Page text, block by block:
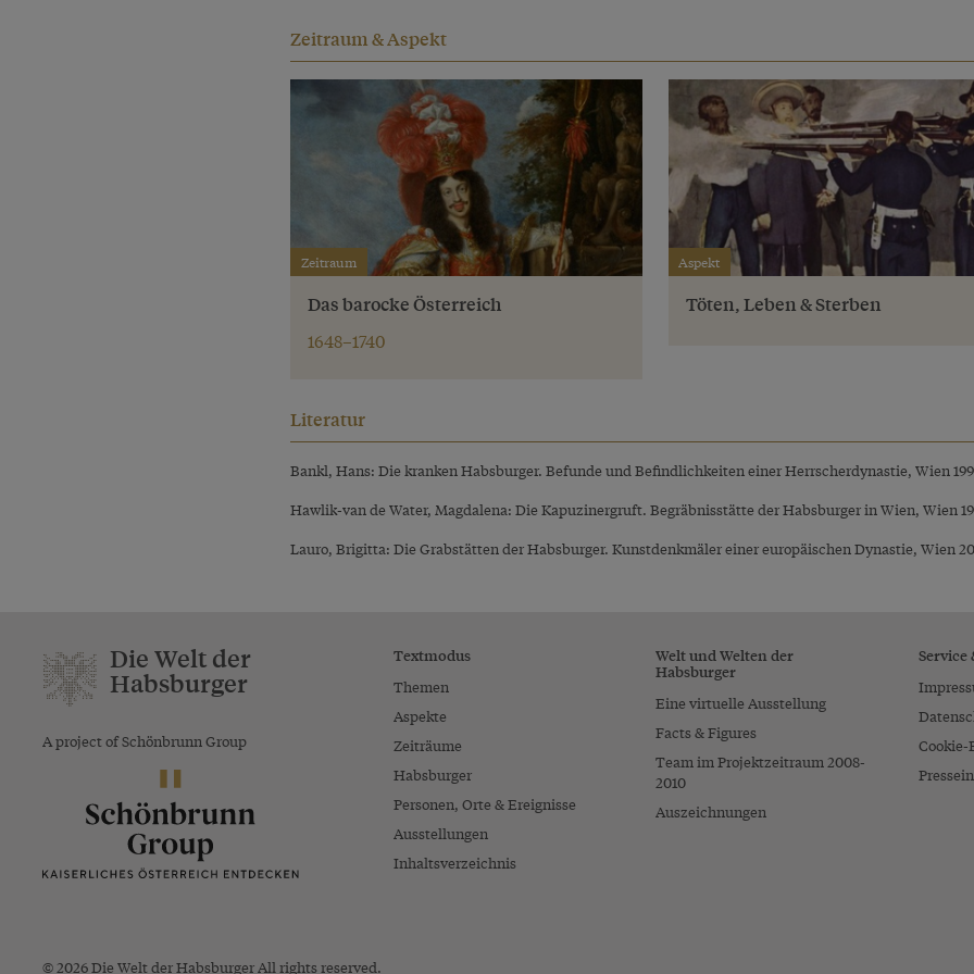
Zeitraum & Aspekt
Zeitraum
Das barocke Österreich
1648–1740
Aspekt
Töten, Leben & Sterben
Literatur
Bankl, Hans: Die kranken Habsburger. Befunde und Befindlichkeiten einer Herrscherdynastie, Wien
Hawlik-van de Water, Magdalena: Die Kapuzinergruft. Begräbnisstätte der Habsburger in Wien, Wien
Lauro, Brigitta: Die Grabstätten der Habsburger. Kunstdenkmäler einer europäischen Dynastie, Wien
Die Welt der
Habsburger
A project of Schönbrunn Group
Textmodus
Themen
Aspekte
Zeiträume
Habsburger
Personen, Orte & Ereignisse
Ausstellungen
Inhaltsverzeichnis
Welt und Welten der
Habsburger
Eine virtuelle Ausstellung
Facts & Figures
Team im Projektzeitraum 2008-
2010
Auszeichnungen
© 2026 Die Welt der Habsburger All rights reserved.